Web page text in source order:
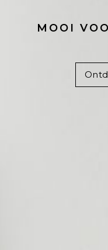
MOOI